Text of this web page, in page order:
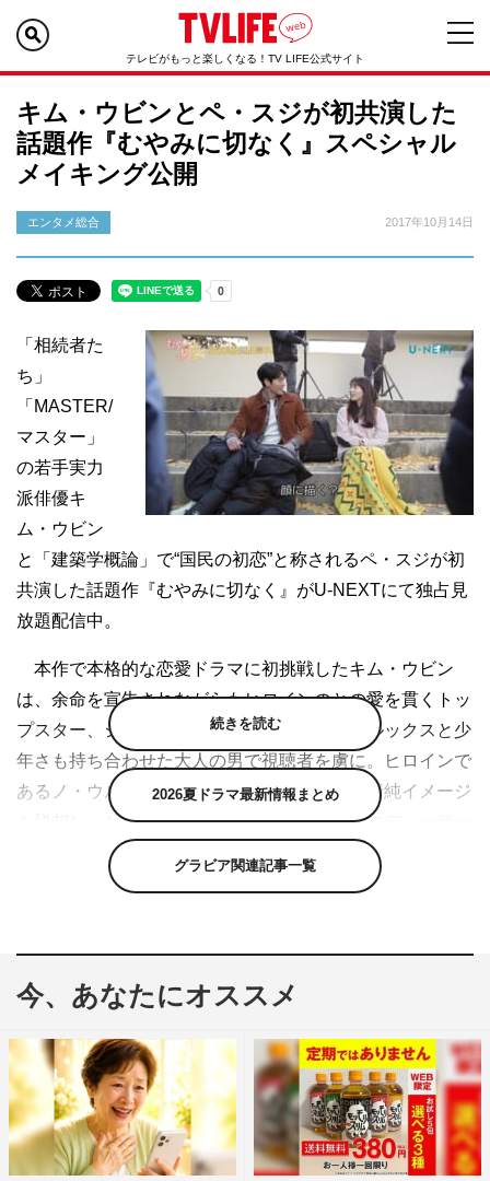
テレビがもっと楽しくなる！TV LIFE公式サイト
キム・ウビンとペ・スジが初共演した
話題作『むやみに切なく』スペシャル
メイキング公開
エンタメ総合 2017年10月14日
「相続者た
ち」
「MASTER/
マスター」
の若手実力
派俳優キ
ム・ウビン
と「建築学概論」で“国民の初恋”と称されるペ・スジが初
共演した話題作『むやみに切なく』がU-NEXTにて独占見
放題配信中。
本作で本格的な恋愛ドラマに初挑戦したキム・ウビン
は、余命を宣告されながらもヒロインのとの愛を貫くトッ
プスター、シン・ジュニョンを演じ、完璧なルックスと少
年さも持ち合わせた大人の男で視聴者を虜に。ヒロインで
あるノ・ウルを演じたペ・スジはこれまでの清純イメージ
を脱却し、お金に貪欲なドキュメンタリープロデューサー
という俗物的なキャラクターを熱演。さらにイム・ジュフ
ァンがヒロインを支える完璧な紳士を好演、イム・ジュウ
そして、U-NEXTでの独占見放題配信を記念して、スペ
ている撮影現場で、「上に6枚も着ています。手や顔が冷
たいです」と苦笑いするジュニョン役のキム・ウビン。
ペ・スジ演じるウルとの4年ぶりに再会を果たし、食事の
席から逃げ去ろうとするウルにジュニョンが靴を投げつけ
るシーンでは、投げつけた直後に、心配そうに駆け寄るキ
続きを読む
2026夏ドラマ最新情報まとめ
グラビア関連記事一覧
今、あなたにオススメ